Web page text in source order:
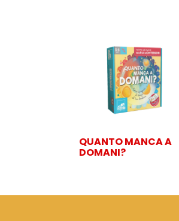
QUANTO MANCA A
DOMANI?